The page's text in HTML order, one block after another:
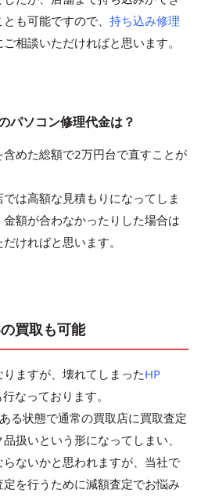
も可能ですので、 持ち込み修理
相談いただければと思います。
パソコン修理代金は？
めた総額で2万円台で直すことが
は高額な見積もりになってしま
額が合わなかったりした場合は
ければと思います。
買取も可能
ますが、壊れてしまったHP
行なっております。
る状態で通常の買取店に買取査定
扱いという形になってしまい、
ないかと思われますが、当社で
を行うために減額査定でお悩み